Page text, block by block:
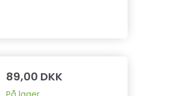
89,00 DKK